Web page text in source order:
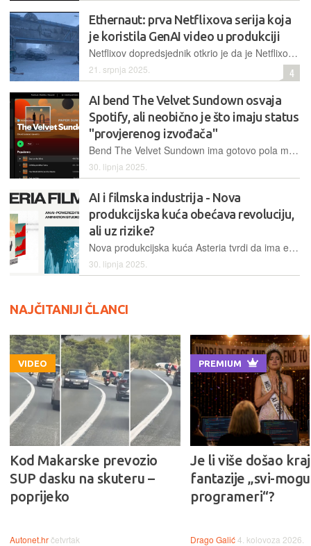
Ethernaut: prva Netflixova serija koja
je koristila GenAI video u produkciji
Netflixov dopredsjednik otkrio je da je Netflixova serija Eternaut premijerno prikazana u travnju prva njihova serija ili film koja koristi „GenAI video“ u konačnom proizvodu
21. srpnja 2025. 4
AI bend The Velvet Sundown osvaja
Spotify, ali neobično je što imaju status
"provjerenog izvođača"
Bend The Velvet Sundown ima gotovo pola milijuna slušatelja na Spotifyju, no čini se da ne postoji. Od AI naslovnica albuma do generičkih fotografija, sve upućuje na to da je glazba stvorena umjetnom inteligencijom
30. lipnja 2025.
AI i filmska industrija - Nova
produkcijska kuća obećava revoluciju,
ali uz rizike?
Nova produkcijska kuća Asteria tvrdi da ima etičko rješenje koje će filmašima dati kontrolu, smanjiti troškove i promijeniti filmsku industriju iz temelja
30. lipnja 2025.
NAJČITANIJI ČLANCI
VIDEO
Kod Makarske prevozio
SUP dasku na skuteru –
poprijeko
Autonet.hrčetvrtak
PREMIUM
Je li više došao kraj
fantazije „svi-
programeri“?
Drago Galić4. kolovoza 2026.